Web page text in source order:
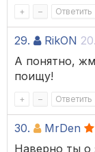
+ – Ответить
29. RikON
А понятно,
поищу!
+ – Ответить
30. MrDen
Наверно ты о